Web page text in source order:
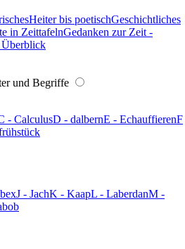
Heiter bis poetischGeschichtliches
in ZeittafelnGedanken zur Zeit -
und Begriffe
- CalculusD - dalbernE - EchauffierenF
J - JachK - KaapL - LaberdanM -